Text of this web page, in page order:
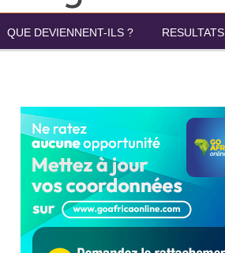
QUE DEVIENNENT-ILS ? RESULTATS